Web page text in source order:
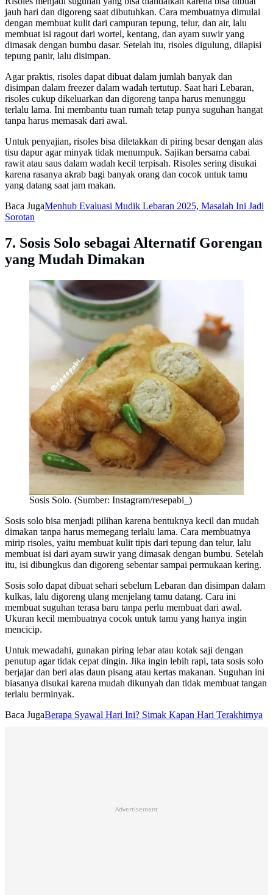
jauh hari dan digoreng saat dibutuhkan. Cara membuatnya dimulai
dengan membuat kulit dari campuran tepung, telur, dan air, lalu
membuat isi ragout dari wortel, kentang, dan ayam suwir yang
dimasak dengan bumbu dasar. Setelah itu, risoles digulung, dilapisi
tepung panir, lalu disimpan.
Agar praktis, risoles dapat dibuat dalam jumlah banyak dan
disimpan dalam freezer dalam wadah tertutup. Saat hari Lebaran,
risoles cukup dikeluarkan dan digoreng tanpa harus menunggu
terlalu lama. Ini membantu tuan rumah tetap punya suguhan hangat
tanpa harus memasak dari awal.
Untuk penyajian, risoles bisa diletakkan di piring besar dengan alas
tisu dapur agar minyak tidak menumpuk. Sajikan bersama cabai
rawit atau saus dalam wadah kecil terpisah. Risoles sering disukai
karena rasanya akrab bagi banyak orang dan cocok untuk tamu
yang datang saat jam makan.
Baca JugaMenhub Evaluasi Mudik Lebaran 2025, Masalah Ini Jadi
Sorotan
7. Sosis Solo sebagai Alternatif Gorengan
yang Mudah Dimakan
Sosis Solo. (Sumber: Instagram/resepabi_)
Sosis solo bisa menjadi pilihan karena bentuknya kecil dan mudah
dimakan tanpa harus memegang terlalu lama. Cara membuatnya
mirip risoles, yaitu membuat kulit tipis dari tepung dan telur, lalu
membuat isi dari ayam suwir yang dimasak dengan bumbu. Setelah
itu, isi dibungkus dan digoreng sebentar sampai permukaan kering.
Sosis solo dapat dibuat sehari sebelum Lebaran dan disimpan dalam
kulkas, lalu digoreng ulang menjelang tamu datang. Cara ini
membuat suguhan terasa baru tanpa perlu membuat dari awal.
Ukuran kecil membuatnya cocok untuk tamu yang hanya ingin
mencicip.
Untuk mewadahi, gunakan piring lebar atau kotak saji dengan
penutup agar tidak cepat dingin. Jika ingin lebih rapi, tata sosis solo
berjajar dan beri alas daun pisang atau kertas makanan. Suguhan ini
biasanya disukai karena mudah dikunyah dan tidak membuat tangan
terlalu berminyak.
Baca JugaBerapa Syawal Hari Ini? Simak Kapan Hari Terakhirnya
Advertisement